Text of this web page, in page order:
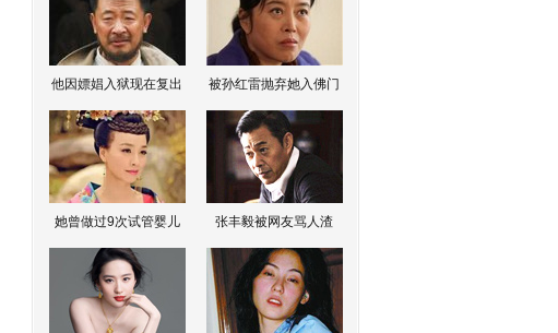
他因嫖娼入狱现在复出 被孙红雷抛弃她入佛门
她曾做过9次试管婴儿 张丰毅被网友骂人渣